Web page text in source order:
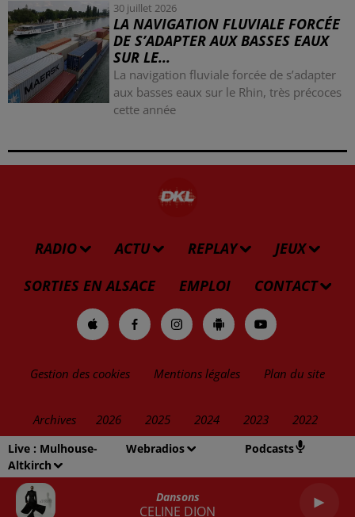
Live : Mulhouse-
Altkirch
Webradios Podcasts
Dansons
CELINE DION
30 juillet 2026
LA NAVIGATION FLUVIALE FORCÉE
DE S’ADAPTER AUX BASSES EAUX
SUR LE...
La navigation fluviale forcée de s’adapter
aux basses eaux sur le Rhin, très précoces
cette année
RADIO ACTU REPLAY
JEUX
SORTIES EN ALSACE
EMPLOI CONTACT
Gestion des cookies Mentions légales Plan du site
Archives 2026 2025 2024 2023 2022